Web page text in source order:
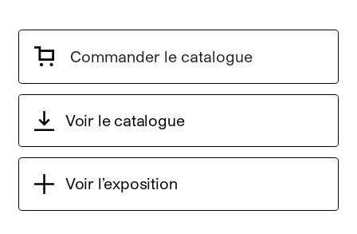
Commander le catalogue
Voir le catalogue
Voir l’exposition